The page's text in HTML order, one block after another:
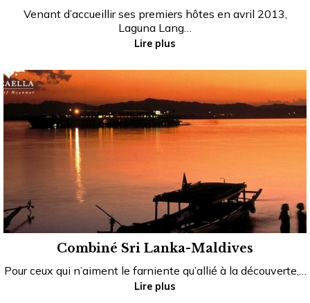
Venant d’accueillir ses premiers hôtes en avril 2013,
Laguna Lang…
Lire plus
Combiné Sri Lanka-Maldives
Pour ceux qui n’aiment le farniente qu’allié à la découverte,…
Lire plus